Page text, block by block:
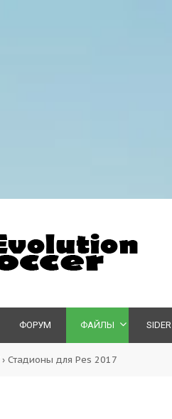
ФОРУМ ФАЙЛЫ SIDER
› Стадионы для Pes 2017